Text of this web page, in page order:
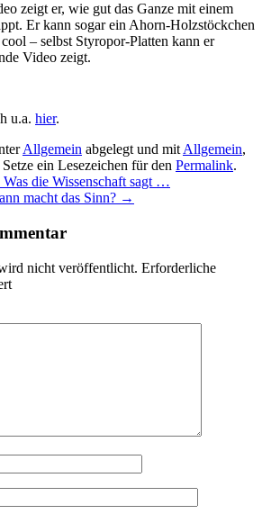
zeigt er, wie gut das Ganze mit einem
Er kann sogar ein Ahorn-Holzstöckchen
– selbst Styropor-Platten kann er
Video zeigt.
u.a. hier.
Allgemein abgelegt und mit Allgemein,
ein Lesezeichen für den Permalink.
die Wissenschaft sagt …
macht das Sinn? →
nicht veröffentlicht. Erforderliche